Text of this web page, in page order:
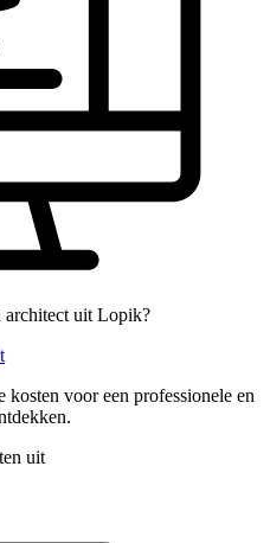
architect uit Lopik?
voor een professionele en
uit